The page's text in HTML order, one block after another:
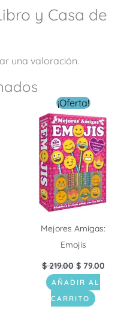
y Casa de
una valoración.
¡Oferta!
Mejores Amigas:
Emojis
$219.00
El
precio
original
era:
$ 219.00.
$79.00
actual
es:
$ 79.00.
AÑADIR AL
CARRITO